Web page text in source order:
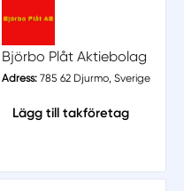
Björbo Plåt Aktiebolag
Adress:785 62 Djurmo, Sverige
Lägg till takföretag